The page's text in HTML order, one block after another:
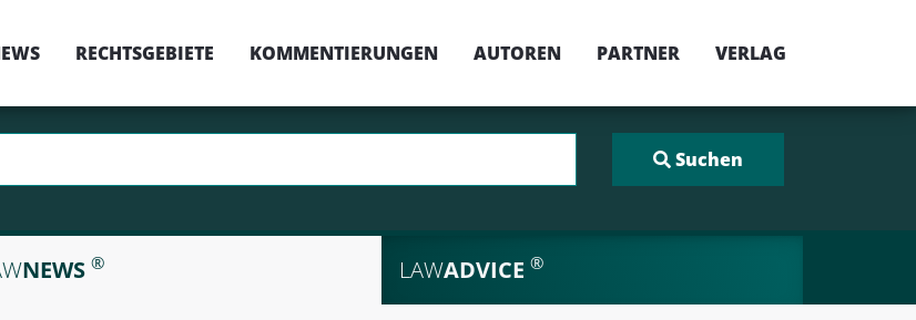
RECHTSGEBIETE KOMMENTIERUNGEN AUTOREN PARTNER VERLAG
NEWS ® LAWADVICE ®